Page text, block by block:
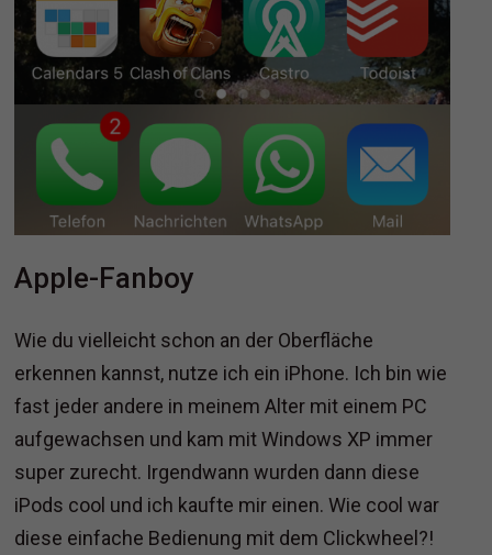
Apple-Fanboy
Wie du vielleicht schon an der Oberfläche
erkennen kannst, nutze ich ein iPhone. Ich bin wie
fast jeder andere in meinem Alter mit einem PC
aufgewachsen und kam mit Windows XP immer
super zurecht. Irgendwann wurden dann diese
iPods cool und ich kaufte mir einen. Wie cool war
diese einfache Bedienung mit dem Clickwheel?!